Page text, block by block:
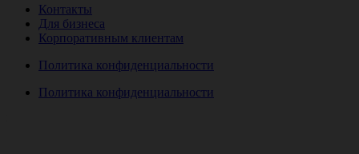
Контакты
Для бизнеса
Корпоративным клиентам
Политика конфиденциальности
Политика конфиденциальности